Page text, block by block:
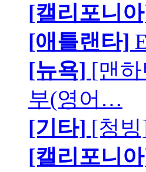
[캘리포니
[애틀랜타]
[뉴욕] [맨
부(영어…
[기타] [청
[캘리포니